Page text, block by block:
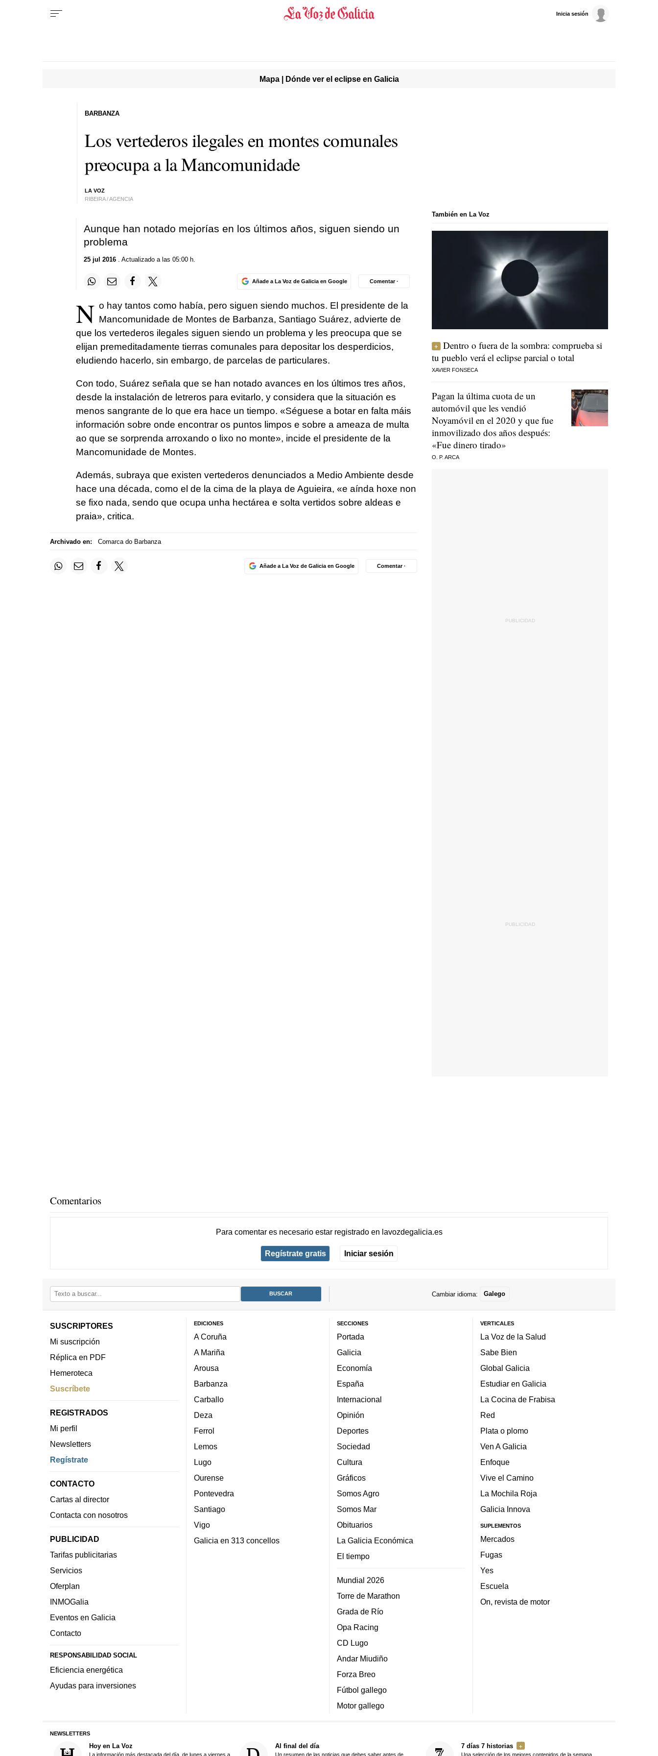
Inicia sesión
Mapa | Dónde ver el eclipse en Galicia
Los vertederos ilegales en montes comunales
preocupa a la Mancomunidade
LA VOZ
RIBEIRA / AGENCIA
BARBANZA
Aunque han notado mejorías en los últimos años, siguen siendo un
problema
25 jul 2016. Actualizado a las 05:00 h.
Añade a La Voz de Galicia en Google Comentar ·
N o hay tantos como había, pero siguen siendo muchos. El presidente de la
Mancomunidade de Montes de Barbanza, Santiago Suárez, advierte de
que los vertederos ilegales siguen siendo un problema y les preocupa que se
elijan premeditadamente tierras comunales para depositar los desperdicios,
eludiendo hacerlo, sin embargo, de parcelas de particulares.
Con todo, Suárez señala que se han notado avances en los últimos tres años,
desde la instalación de letreros para evitarlo, y considera que la situación es
menos sangrante de lo que era hace un tiempo. «Séguese a botar en falta máis
información sobre onde encontrar os puntos limpos e sobre a ameaza de multa
ao que se sorprenda arroxando o lixo no monte», incide el presidente de la
Mancomunidade de Montes.
Además, subraya que existen vertederos denunciados a Medio Ambiente desde
hace una década, como el de la cima de la playa de Aguieira, «e aínda hoxe non
se fixo nada, sendo que ocupa unha hectárea e solta vertidos sobre aldeas e
praia», critica.
Archivado en: Comarca do Barbanza
Añade a La Voz de Galicia en Google Comentar ·
También en La Voz
Dentro o fuera de la sombra: comprueba si
tu pueblo verá el eclipse parcial o total
XAVIER FONSECA
Pagan la última cuota de un
automóvil que les vendió
Noyamóvil en el 2020 y que fue
inmovilizado dos años después:
«Fue dinero tirado»
O. P. ARCA
Comentarios
Para comentar es necesario estar registradoen lavozdegalicia.es
Regístrate gratis Iniciar sesión
Cambiar idioma: Galego
SUSCRIPTORES
Mi suscripción
Réplica en PDF
Hemeroteca
Suscríbete
REGISTRADOS
Mi perfil
Newsletters
Regístrate
CONTACTO
Cartas al director
Contacta con nosotros
PUBLICIDAD
Tarifas publicitarias
Servicios
Oferplan
INMOGalia
Eventos en Galicia
Contacto
RESPONSABILIDAD SOCIAL
Eficiencia energética
Ayudas para inversiones
EDICIONES
A Coruña
A Mariña
Arousa
Barbanza
Carballo
Deza
Ferrol
Lemos
Lugo
Ourense
Pontevedra
Santiago
Vigo
Galicia en 313 concellos
SECCIONES
Portada
Galicia
Economía
España
Internacional
Opinión
Deportes
Sociedad
Cultura
Gráficos
Somos Agro
Somos Mar
Obituarios
La Galicia Económica
El tiempo
Mundial 2026
Torre de Marathon
Grada de Río
Opa Racing
CD Lugo
Andar Miudiño
Forza Breo
Fútbol gallego
Motor gallego
VERTICALES
La Voz de la Salud
Sabe Bien
Global Galicia
Estudiar en Galicia
La Cocina de Frabisa
Red
Plata o plomo
Ven A Galicia
Enfoque
Vive el Camino
La Mochila Roja
Galicia Innova
SUPLEMENTOS
Mercados
Fugas
Yes
Escuela
On, revista de motor
NEWSLETTERS
Hoy en La Voz
La información más destacada del día, de lunes a viernes a
Al final del día
Un resumen de las noticias que debes saber antes de
7 días 7 historias
Una selección de los mejores contenidos de la semana,